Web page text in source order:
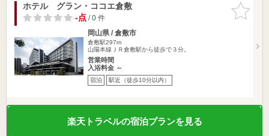
お気に入
りに追加
ホテル グラン・ココエ倉敷
-点/ 0 件
岡山県 / 倉敷市
倉敷駅297m
山陽本線ＪＲ倉敷駅から徒歩で３分。
営業時間
入浴料金 ～
宿泊 駅近（徒歩10分以内）
楽天トラベルの宿泊プランを見る